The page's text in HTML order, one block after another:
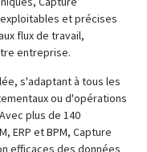
et précises
flux de travail,
entreprise.
s'adaptant à tous les
ou d'opérations
plus de 140
ERP et BPM, Capture
efficaces des données